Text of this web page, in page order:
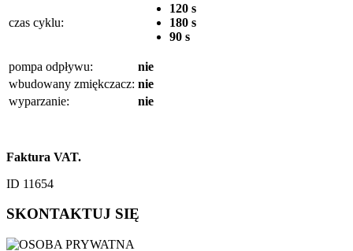
czas cyklu:
120 s
180 s
90 s
pompa odpływu:
nie
wbudowany zmiękczacz: nie
wyparzanie:
nie
Faktura VAT.
ID 11654
SKONTAKTUJ SIĘ